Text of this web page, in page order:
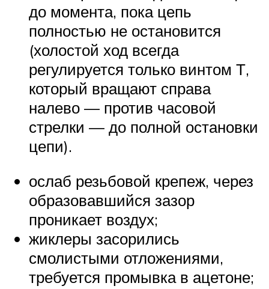
до момента, пока цепь
полностью не остановится
(холостой ход всегда
регулируется только винтом Т,
который вращают справа
налево — против часовой
стрелки — до полной остановки
цепи).
ослаб резьбовой крепеж, через
образовавшийся зазор
проникает воздух;
жиклеры засорились
смолистыми отложениями,
требуется промывка в ацетоне;